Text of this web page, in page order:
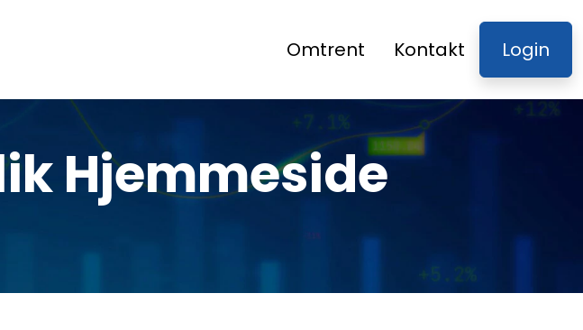
Omtrent Kontakt Login
Hjemmeside